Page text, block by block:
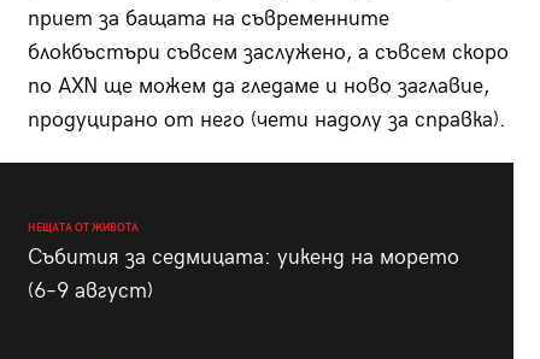
приет за бащата на съвременните
блокбъстъри съвсем заслужено, а съвсем скоро
по AXN ще можем да гледаме и ново заглавие,
продуцирано от него (чети надолу за справка).
НЕЩАТА ОТ ЖИВОТА
Събития за седмицата: уикенд на морето
(6–9 август)